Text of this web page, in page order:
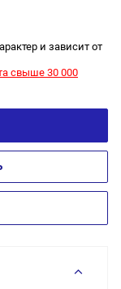
и зависит от
свыше 30 000